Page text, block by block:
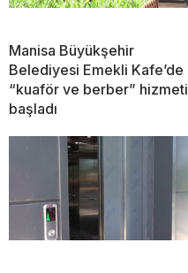
Manisa Büyükşehir
Belediyesi Emekli Kafe’de
“kuaför ve berber” hizmeti
başladı